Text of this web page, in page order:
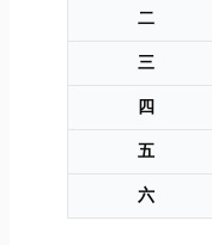
二
三
四
五
六